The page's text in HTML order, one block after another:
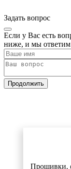
Задать вопрос
Если у Вас есть
ниже, и мы
Продолжить
Прошивки,